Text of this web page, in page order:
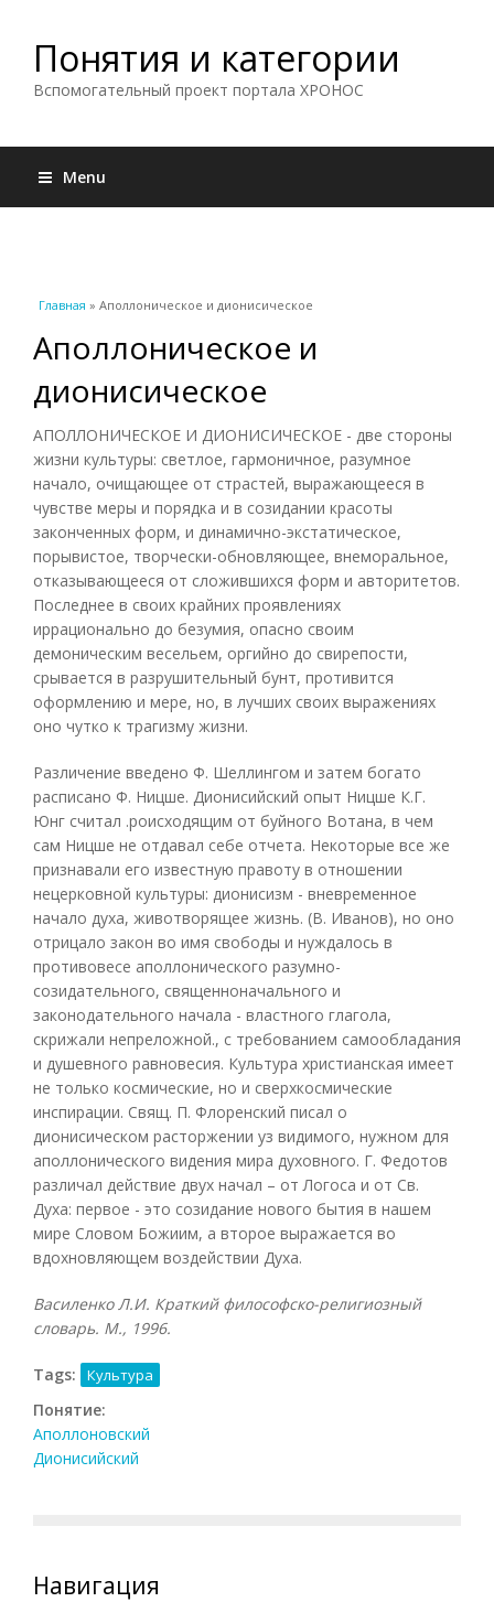
Понятия и категории
Вспомогательный проект портала ХРОНОС
Menu
Вы здесь
Главная » Аполлоническое и дионисическое
Аполлоническое и
дионисическое
АПОЛЛОНИЧЕСКОЕ И ДИОНИСИЧЕСКОЕ - две стороны
жизни культуры: светлое, гармоничное, разумное
начало, очищающее от страстей, выражающееся в
чувстве меры и порядка и в созидании красоты
законченных форм, и динамично-экстатическое,
порывистое, творчески-обновляющее, внеморальное,
отказывающееся от сложившихся форм и авторитетов.
Последнее в своих крайних проявлениях
иррационально до безумия, опасно своим
демоническим весельем, оргийно до свирепости,
срывается в разрушительный бунт, противится
оформлению и мере, но, в лучших своих выражениях
оно чутко к трагизму жизни.
Различение введено Ф. Шеллингом и затем богато
расписано Ф. Ницше. Дионисийский опыт Ницше К.Г.
Юнг считал .роисходящим от буйного Вотана, в чем
сам Ницше не отдавал себе отчета. Некоторые все же
признавали его известную правоту в отношении
нецерковной культуры: дионисизм - вневременное
начало духа, животворящее жизнь. (В. Иванов), но оно
отрицало закон во имя свободы и нуждалось в
противовесе аполлонического разумно-
созидательного, священноначального и
законодательного начала - властного глагола,
скрижали непреложной., с требованием самообладания
и душевного равновесия. Культура христианская имеет
не только космические, но и сверхкосмические
инспирации. Свящ. П. Флоренский писал о
дионисическом расторжении уз видимого, нужном для
аполлонического видения мира духовного. Г. Федотов
различал действие двух начал – от Логоса и от Св.
Духа: первое - это созидание нового бытия в нашем
мире Словом Божиим, а второе выражается во
вдохновляющем воздействии Духа.
Василенко Л.И. Краткий философско-религиозный
словарь. М., 1996.
Tags: Культура
Понятие:
Аполлоновский
Дионисийский
Навигация